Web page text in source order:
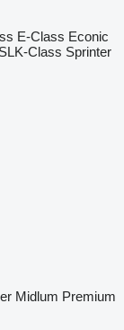
E-Class Econic
SLK-Class Sprinter
Midlum Premium